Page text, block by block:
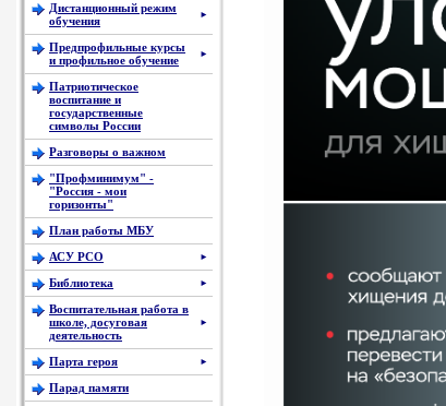
Дистанционный режим
обучения
►
Предпрофильные курсы
и профильное обучение
►
Патриотическое
воспитание и
государственные
символы России
Разговоры о важном
"Профминимум" -
"Россия - мои
горизонты"
План работы МБУ
АСУ РСО
►
Библиотека ►
Воспитательная работа в
школе, досуговая
деятельность
►
Парта героя ►
Парад памяти